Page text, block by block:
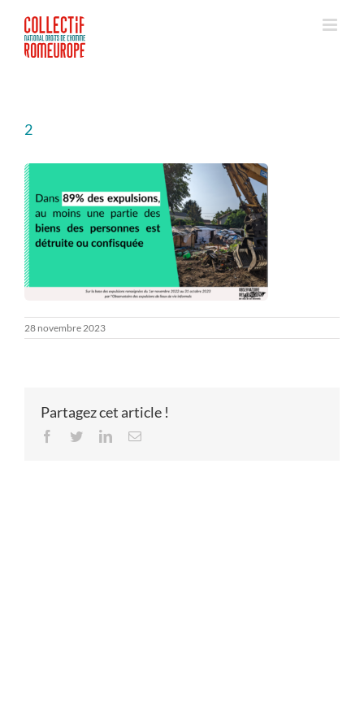
contenu
2
28 novembre 2023
Partagez cet article !
Facebook
TwitterLinkedInEmail